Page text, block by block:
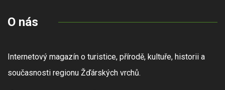
O nás
Internetový magazín o turistice, přírodě, kultuře, historii a
současnosti regionu Žďárských vrchů.